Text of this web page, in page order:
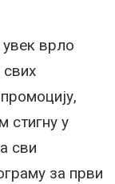
врло
стигну у
сви
за први